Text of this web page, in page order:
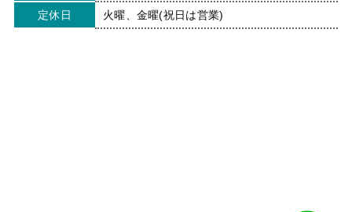
定休日 火曜、金曜(祝日は営業)